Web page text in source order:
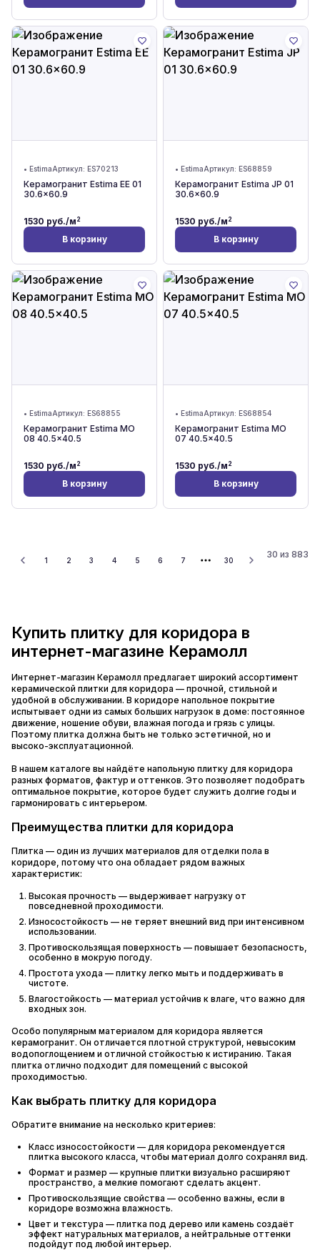
• EstimaАртикул: ES70213
Керамогранит Estima EE 01
30.6x60.9
1530 руб./м2
В корзину
• EstimaАртикул: ES68859
Керамогранит Estima JP 01
30.6x60.9
1530 руб./м2
В корзину
• EstimaАртикул: ES68855
Керамогранит Estima MO
08 40.5x40.5
1530 руб./м2
В корзину
• EstimaАртикул: ES68854
Керамогранит Estima MO
07 40.5x40.5
1530 руб./м2
В корзину
1 2 3 4 5 6 7 30
30 из 883
Купить плитку для коридора в
интернет-магазине Керамолл
Интернет-магазин Керамолл предлагает широкий ассортимент
керамической плитки для коридора — прочной, стильной и
удобной в обслуживании. В коридоре напольное покрытие
испытывает одни из самых больших нагрузок в доме: постоянное
движение, ношение обуви, влажная погода и грязь с улицы.
Поэтому плитка должна быть не только эстетичной, но и
высоко-эксплуатационной.
В нашем каталоге вы найдёте напольную плитку для коридора
разных форматов, фактур и оттенков. Это позволяет подобрать
оптимальное покрытие, которое будет служить долгие годы и
гармонировать с интерьером.
Преимущества плитки для коридора
Плитка — один из лучших материалов для отделки пола в
коридоре, потому что она обладает рядом важных
характеристик:
Высокая прочность — выдерживает нагрузку от
повседневной проходимости.
Износостойкость — не теряет внешний вид при интенсивном
использовании.
Противоскользящая поверхность — повышает безопасность,
особенно в мокрую погоду.
Простота ухода — плитку легко мыть и поддерживать в
чистоте.
Влагостойкость — материал устойчив к влаге, что важно для
входных зон.
Особо популярным материалом для коридора является
керамогранит. Он отличается плотной структурой, невысоким
водопоглощением и отличной стойкостью к истиранию. Такая
плитка отлично подходит для помещений с высокой
проходимостью.
Как выбрать плитку для коридора
Обратите внимание на несколько критериев:
Класс износостойкости — для коридора рекомендуется
плитка высокого класса, чтобы материал долго сохранял вид.
Формат и размер — крупные плитки визуально расширяют
пространство, а мелкие помогают сделать акцент.
Противоскользящие свойства — особенно важны, если в
коридоре возможна влажность.
Цвет и текстура — плитка под дерево или камень создаёт
эффект натуральных материалов, а нейтральные оттенки
подойдут под любой интерьер.